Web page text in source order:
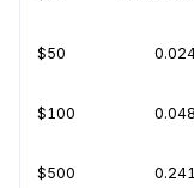
$50
$100
$500